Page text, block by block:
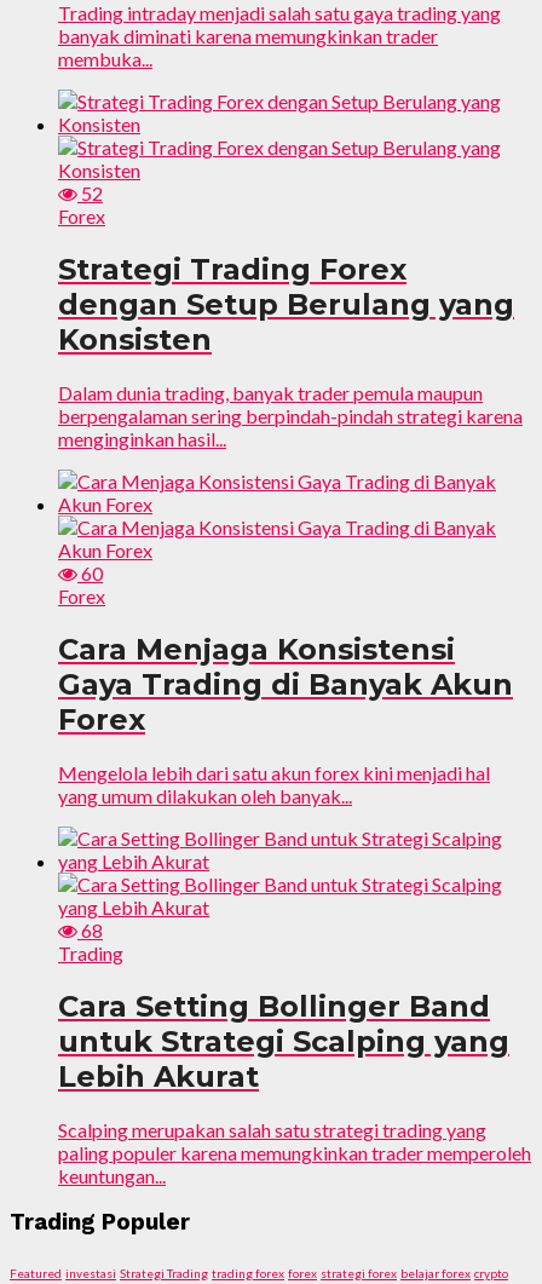
Trading intraday menjadi salah satu gaya trading yang
banyak diminati karena memungkinkan trader
membuka...
52
Forex
Strategi Trading Forex
dengan Setup Berulang yang
Konsisten
Dalam dunia trading, banyak trader pemula maupun
berpengalaman sering berpindah-pindah strategi karena
menginginkan hasil...
60
Forex
Cara Menjaga Konsistensi
Gaya Trading di Banyak Akun
Forex
Mengelola lebih dari satu akun forex kini menjadi hal
yang umum dilakukan oleh banyak...
68
Trading
Cara Setting Bollinger Band
untuk Strategi Scalping yang
Lebih Akurat
Scalping merupakan salah satu strategi trading yang
paling populer karena memungkinkan trader memperoleh
keuntungan...
Trading Populer
Featured investasi Strategi Trading trading forex forex strategi forex belajar forex crypto